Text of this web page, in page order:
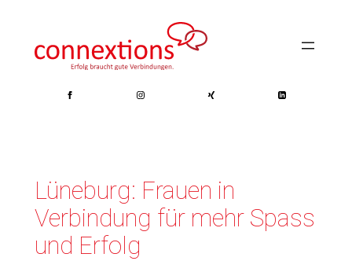
springen
Lüneburg: Frauen in
Verbindung für mehr Spass
und Erfolg